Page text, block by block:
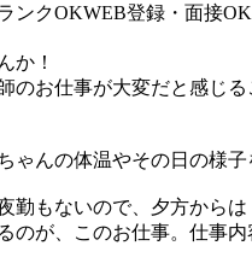
ンクOKWEB登録・面接OK
か！
お仕事が大変だと感じ
ゃんの体温やその日の様
勤もないので、夕方から
のが、このお仕事。仕事内